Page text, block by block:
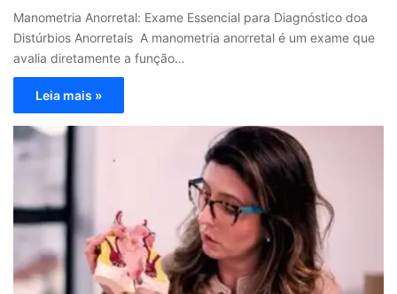
Manometria Anorretal: Exame Essencial para Diagnóstico doa
Distúrbios Anorretais A manometria anorretal é um exame que
avalia diretamente a função…
Leia mais »